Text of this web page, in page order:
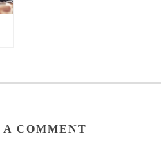
COMMENT